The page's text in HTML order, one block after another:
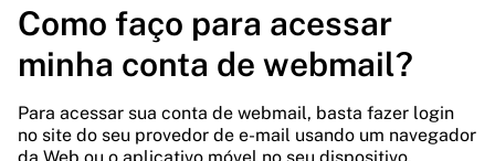
Como faço para acessar
minha conta de webmail?
Para acessar sua conta de webmail, basta fazer login
no site do seu provedor de e-mail usando um navegador